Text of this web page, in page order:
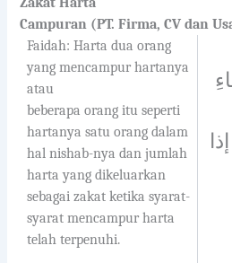
Campuran (PT. Firma, CV dan
Faidah: Harta dua orang
yang mencampur hartanya
atau
beberapa orang itu seperti
hartanya satu orang dalam
hal nishab-nya dan jumlah
harta yang dikeluarkan
sebagai zakat ketika syarat-
syarat mencampur harta
telah terpenuhi.